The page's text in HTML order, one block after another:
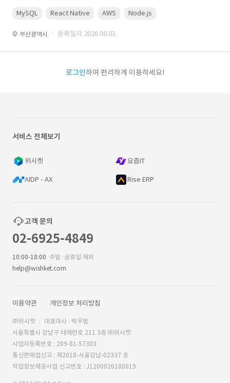
MySQL React Native AWS Node.js
부산광역시 · 등록일자 2026.08.03.
로그인하여 편리하게 이용하세요!
서비스 전체보기
위시켓 요즘IT
AIDP - AX Rise ERP
고객 문의
02-6925-4849
10:00-18:00 주말·공휴일 제외
help@wishket.com
이용약관 개인정보 처리방침
㈜위시켓
대표이사 : 박우범
서울특별시 강남구 테헤란로 211 3층 ㈜위시켓
사업자등록번호 : 209-81-57303
통신판매업신고 : 제2018-서울강남-02337 호
직업정보제공사업 신고번호 : J1200020180019